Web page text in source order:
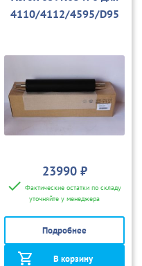
4110/4112/4595/D95
23990 ₽
Фактические остатки по складу
уточняйте у менеджера
Подробнее
В корзину